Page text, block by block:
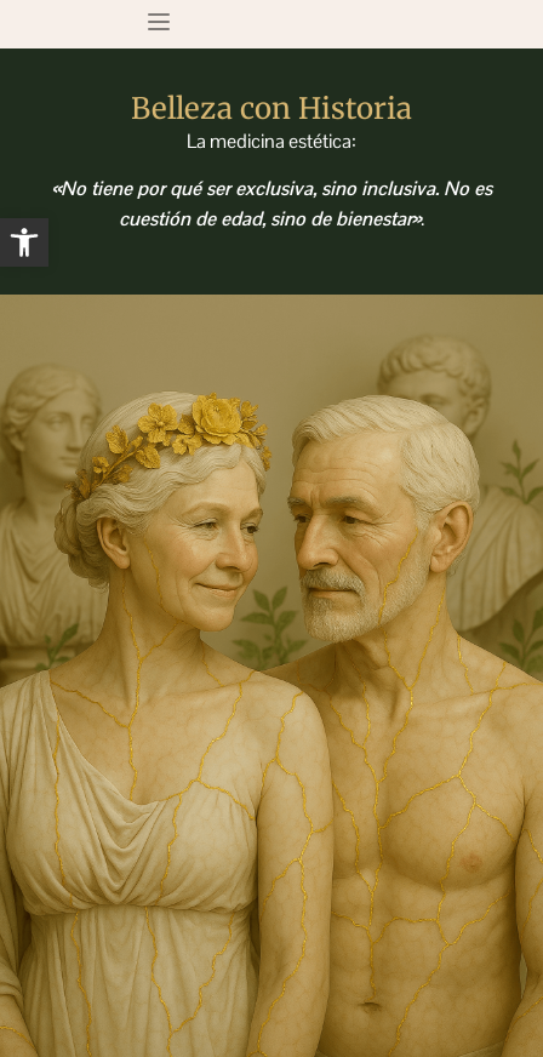
Belleza con Historia
La medicina estética:
«No tiene por qué ser exclusiva, sino inclusiva. No es
cuestión de edad, sino de bienestar».
Abrir barra de herramientas